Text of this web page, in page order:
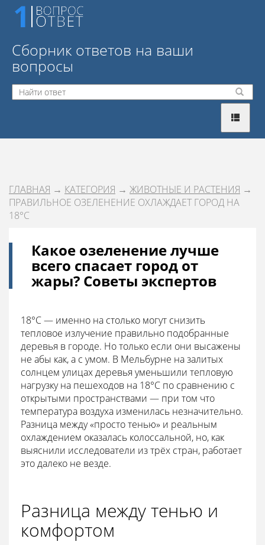
Сборник ответов на ваши
вопросы
ГЛАВНАЯ → КАТЕГОРИЯ → ЖИВОТНЫЕ И РАСТЕНИЯ →
ПРАВИЛЬНОЕ ОЗЕЛЕНЕНИЕ ОХЛАЖДАЕТ ГОРОД НА
18°C
Какое озеленение лучше
всего спасает город от
жары? Советы экспертов
18°C — именно на столько могут снизить
тепловое излучение правильно подобранные
деревья в городе. Но только если они высажены
не абы как, а с умом. В Мельбурне на залитых
солнцем улицах деревья уменьшили тепловую
нагрузку на пешеходов на 18°C по сравнению с
открытыми пространствами — при том что
температура воздуха изменилась незначительно.
Разница между «просто тенью» и реальным
охлаждением оказалась колоссальной, но, как
выяснили исследователи из трёх стран, работает
это далеко не везде.
Разница между тенью и
комфортом